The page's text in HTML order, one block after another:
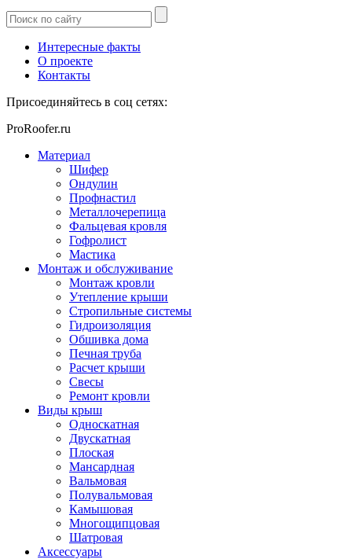
Интересные факты
О проекте
Контакты
Присоединяйтесь в соц сетях:
ProRoofer.ru
Материал
Шифер
Ондулин
Профнастил
Металлочерепица
Фальцевая кровля
Гофролист
Мастика
Монтаж и обслуживание
Монтаж кровли
Утепление крыши
Стропильные системы
Гидроизоляция
Обшивка дома
Печная труба
Расчет крыши
Свесы
Ремонт кровли
Виды крыш
Односкатная
Двускатная
Плоская
Мансардная
Вальмовая
Полувальмовая
Камышовая
Многощипцовая
Шатровая
Аксессуары